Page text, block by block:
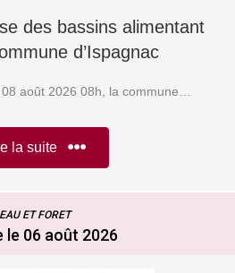
des bassins alimentant
d’Ispagnac
août 2026 08h, la commune…
la suite
EAU ET FORET
le 06 août 2026